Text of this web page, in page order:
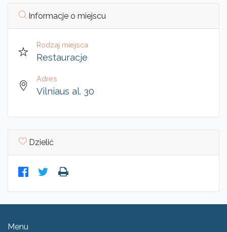
Informacje o miejscu
Rodzaj miejsca
Restauracje
Adres
Vilniaus al. 30
Dzielić
Menu